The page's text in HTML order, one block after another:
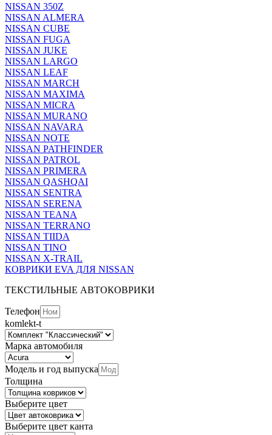
NISSAN 350Z
NISSAN ALMERA
NISSAN CUBE
NISSAN FUGA
NISSAN JUKE
NISSAN LARGO
NISSAN LEAF
NISSAN MARCH
NISSAN MAXIMA
NISSAN MICRA
NISSAN MURANO
NISSAN NAVARA
NISSAN NOTE
NISSAN PATHFINDER
NISSAN PATROL
NISSAN PRIMERA
NISSAN QASHQAI
NISSAN SENTRA
NISSAN SERENA
NISSAN TEANA
NISSAN TERRANO
NISSAN TIIDA
NISSAN TINO
NISSAN X-TRAIL
КОВРИКИ EVA ДЛЯ NISSAN
ТЕКСТИЛЬНЫЕ АВТОКОВРИКИ
Телефон
komlekt-t
Марка автомобиля
Модель и год выпуска
Толщина
Выберите цвет
Выберите цвет канта